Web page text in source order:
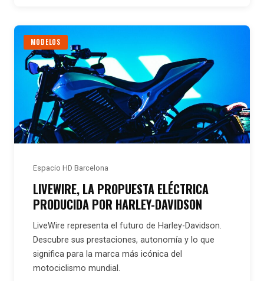
MODELOS
Espacio HD Barcelona
LIVEWIRE, LA PROPUESTA ELÉCTRICA
PRODUCIDA POR HARLEY-DAVIDSON
LiveWire representa el futuro de Harley-Davidson.
Descubre sus prestaciones, autonomía y lo que
significa para la marca más icónica del
motociclismo mundial.